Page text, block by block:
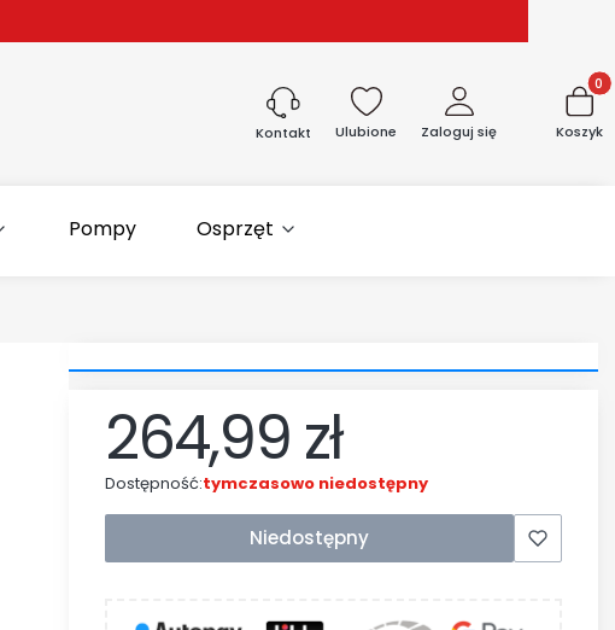
Kontakt Ulubione Zaloguj się Koszyk
Pompy Osprzęt
Cena
264,99 zł
Dostępność:tymczasowo niedostępny
Niedostępny